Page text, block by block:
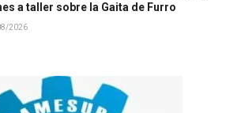
a taller sobre la Gaita de Furro
2026